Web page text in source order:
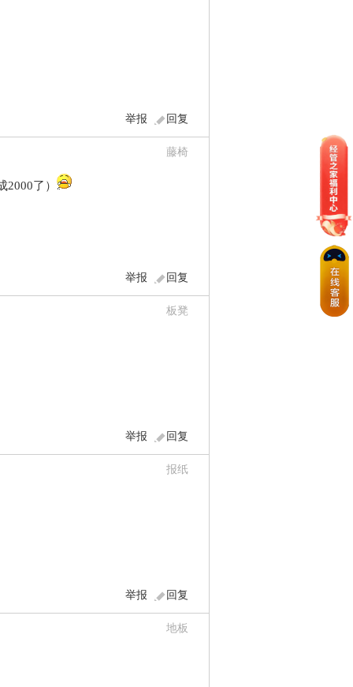
回复
举报
藤椅
了）
回复
举报
板凳
回复
举报
报纸
回复
举报
地板